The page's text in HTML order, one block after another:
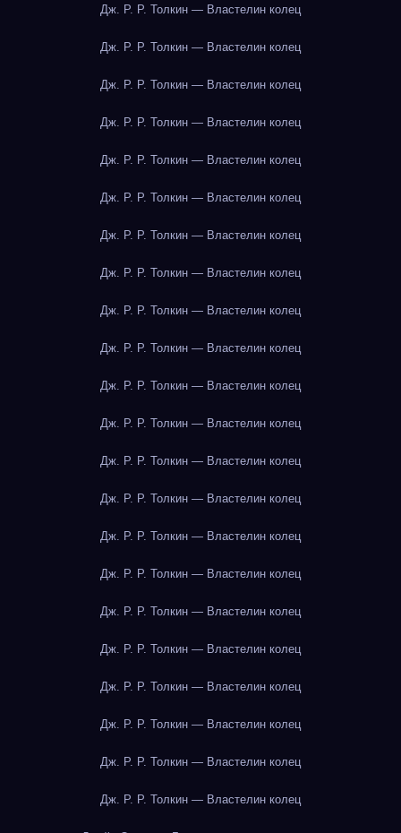
Дж. Р. Р. Толкин — Властелин колец
Дж. Р. Р. Толкин — Властелин колец
Дж. Р. Р. Толкин — Властелин колец
Дж. Р. Р. Толкин — Властелин колец
Дж. Р. Р. Толкин — Властелин колец
Дж. Р. Р. Толкин — Властелин колец
Дж. Р. Р. Толкин — Властелин колец
Дж. Р. Р. Толкин — Властелин колец
Дж. Р. Р. Толкин — Властелин колец
Дж. Р. Р. Толкин — Властелин колец
Дж. Р. Р. Толкин — Властелин колец
Дж. Р. Р. Толкин — Властелин колец
Дж. Р. Р. Толкин — Властелин колец
Дж. Р. Р. Толкин — Властелин колец
Дж. Р. Р. Толкин — Властелин колец
Дж. Р. Р. Толкин — Властелин колец
Дж. Р. Р. Толкин — Властелин колец
Дж. Р. Р. Толкин — Властелин колец
Дж. Р. Р. Толкин — Властелин колец
Дж. Р. Р. Толкин — Властелин колец
Дж. Р. Р. Толкин — Властелин колец
Дж. Р. Р. Толкин — Властелин колец